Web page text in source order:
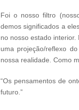
Foi o nosso filtro
demos significados a
no nosso estado
uma projeção/reflexo
nossa realidade. Como
“Os pensamentos de
futuro.”